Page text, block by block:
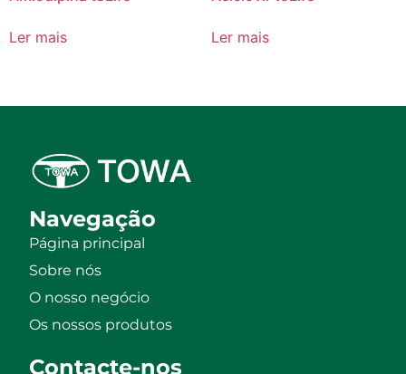
Ler mais Ler mais
Navegação
Página principal
Sobre nós
O nosso negócio
Os nossos produtos
Contacte-nos